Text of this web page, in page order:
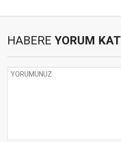
HABERE YORUM KAT